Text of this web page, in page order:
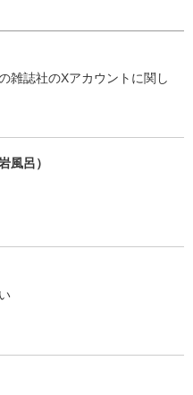
雑誌社のXアカウントに関し
風呂）